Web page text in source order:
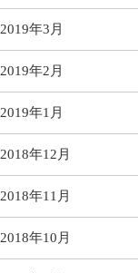
2019年3月
2019年2月
2019年1月
2018年12月
2018年11月
2018年10月